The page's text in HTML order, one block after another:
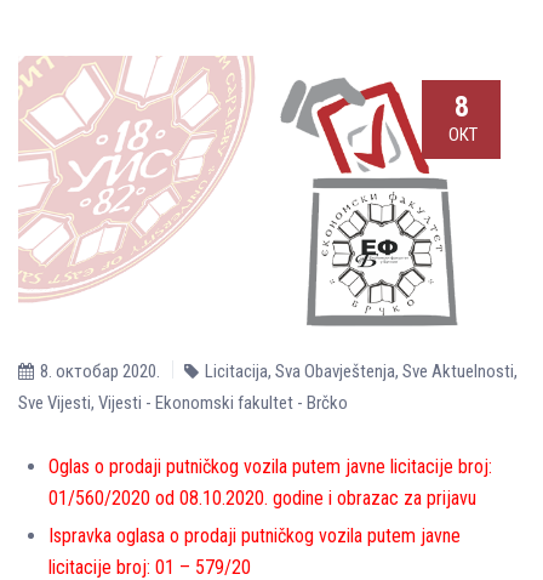
8
ОКТ
8. октобар 2020. Licitacija, Sva Obavještenja, Sve Aktuelnosti,
Sve Vijesti, Vijesti - Ekonomski fakultet - Brčko
Oglas o prodaji putničkog vozila putem javne licitacije broj:
01/560/2020 od 08.10.2020. godine i obrazac za prijavu
Ispravka oglasa o prodaji putničkog vozila putem javne
licitacije broj: 01 – 579/20